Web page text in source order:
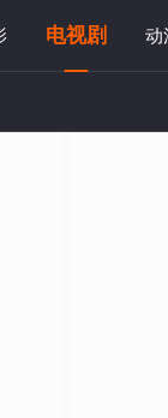
电视剧 动